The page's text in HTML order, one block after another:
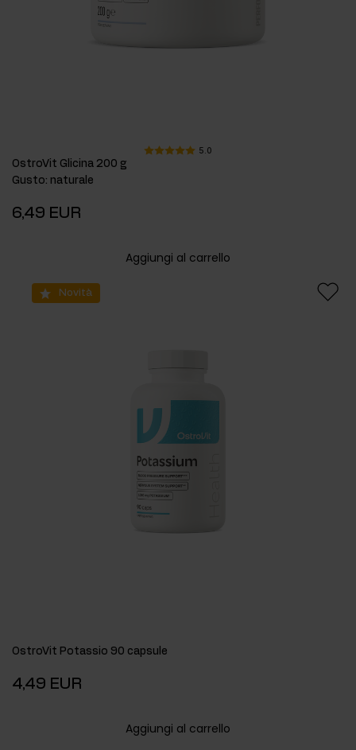
5.0
OstroVit Glicina 200 g
Gusto: naturale
6,49 EUR
Aggiungi al carrello
Novità
OstroVit Potassio 90 capsule
4,49 EUR
Aggiungi al carrello